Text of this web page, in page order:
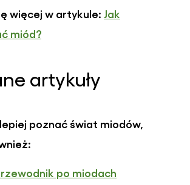
więcej w artykule: Jak
miód?
artykuły
poznać świat miodów,
po miodach